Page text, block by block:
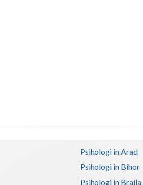
Psihologi in Arad
Psihologi in Bihor
Psihologi in Braila